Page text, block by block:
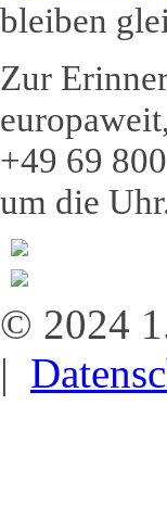
bleiben
Zur
+49 69
um die
© 2024
|